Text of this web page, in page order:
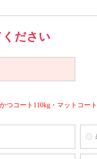
ださい
つコート110kg・マットコー